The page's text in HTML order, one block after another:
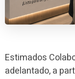
Estimados
adelantado, a